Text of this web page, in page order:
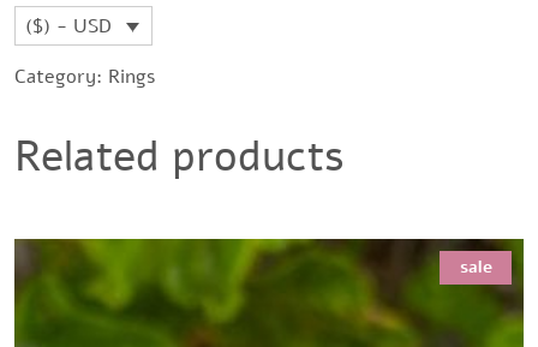
($) - USD
Category: Rings
Related products
sale